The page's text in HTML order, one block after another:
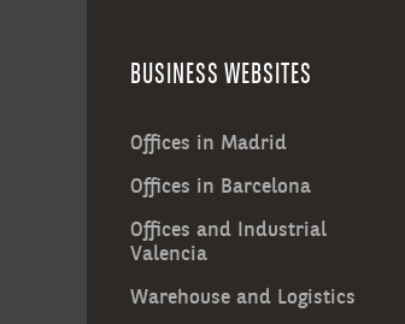
BUSINESS WEBSITES
Offices in Madrid
Offices in Barcelona
Offices and Industrial
Valencia
Warehouse and Logistics